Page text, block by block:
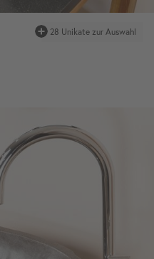
28 Unikate zur Auswahl